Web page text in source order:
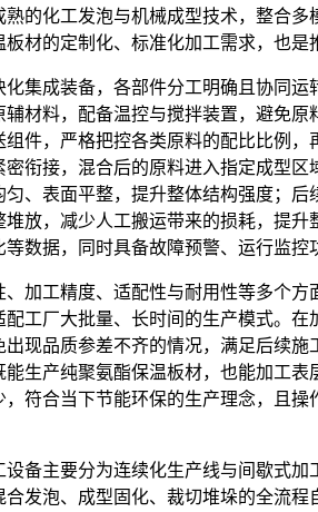
的化工发泡与机械成型技术，整合
材的定制化、标准化加工需求，也
集成装备，各部件分工明确且协同
材料，配备温控与搅拌装置，避免
件，严格把控各类原料的配比比例
衔接，混合后的原料进入指定成型
、表面平整，提升整体结构强度；
放，减少人工搬运带来的损耗，提
数据，同时具备故障预警、运行监控
加工精度、适配性与耐用性等多个
工厂大批量、长时间的生产模式。
现品质参差不齐的情况，满足后续
生产纯聚氨酯保温板材，也能加工
符合当下节能环保的生产理念，且
备主要分为连续化生产线与间歇式
发泡、成型固化、裁切堆垛的全流